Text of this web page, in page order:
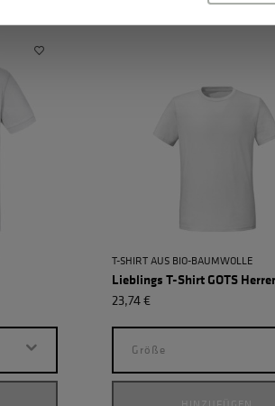
Lieblings T-Shirt GOTS
T-SHIRT AUS BIO-BAUMWOLLE
23,74 €
Größe